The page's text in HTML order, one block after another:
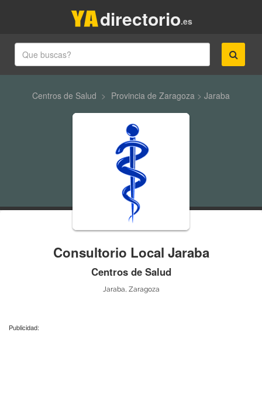
.es
directorio
Centros de Salud > Provincia de Zaragoza > Jaraba
Consultorio Local Jaraba
Centros de Salud
Jaraba, Zaragoza
Publicidad: